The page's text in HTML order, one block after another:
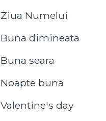
Ziua Numelui
Buna dimineata
Buna seara
Noapte buna
Valentine's day